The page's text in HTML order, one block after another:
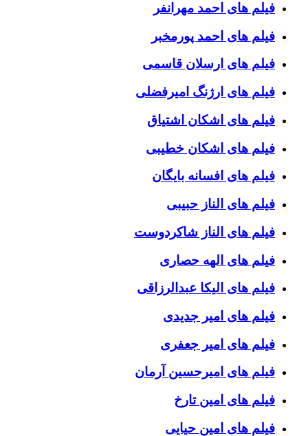
فیلم های احمد مهرانفر
فیلم های احمد پورمخبر
فیلم های ارسلان قاسمی
فیلم های ارژنگ امیرفضلی
فیلم های اشکان اشتیاق
فیلم های اشکان خطیبی
فیلم های افسانه بایگان
فیلم های الناز حبیبی
فیلم های الناز شاکردوست
فیلم های الهه حصاری
فیلم های الیکا عبدالرزاقی
فیلم های امیر جدیدی
فیلم های امیر جعفری
فیلم های امیرحسین آرمان
فیلم های امین تارخ
فیلم های امین حیایی